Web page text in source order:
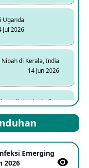
Uganda
Jul 2026
di Kerala, India
14 Jun 2026
di Kerala, India
Emerging
2026